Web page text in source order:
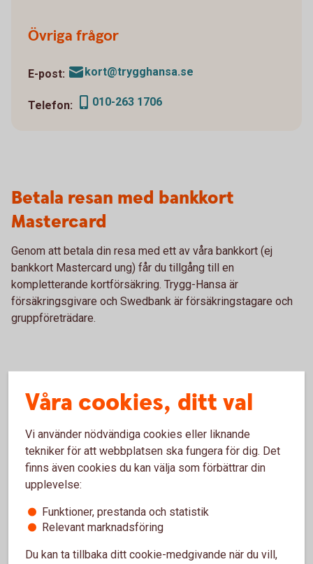
Övriga frågor
E-post: kort@trygghansa.se
Telefon: 010-263 1706
Betala resan med bankkort
Mastercard
Genom att betala din resa med ett av våra bankkort (ej
bankkort Mastercard ung) får du tillgång till en
kompletterande kortförsäkring. Trygg-Hansa är
försäkringsgivare och Swedbank är försäkringstagare och
gruppföreträdare.
Våra cookies, ditt val
Vi använder nödvändiga cookies eller liknande
tekniker för att webbplatsen ska fungera för dig. Det
finns även cookies du kan välja som förbättrar din
upplevelse:
Funktioner, prestanda och statistik
Relevant marknadsföring
Du kan ta tillbaka ditt cookie-medgivande när du vill,